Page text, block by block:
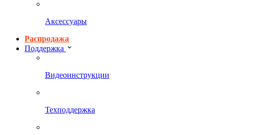
Аксессуары
Распродажа
Поддержка
Видеоинструкции
Техподдержка